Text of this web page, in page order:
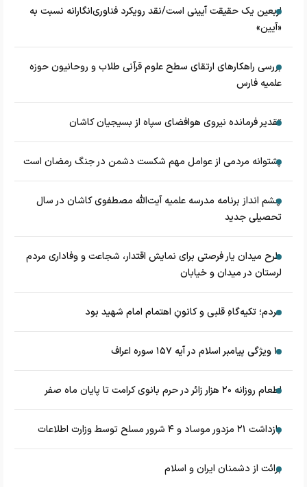
اربعین یک حقیقت آیینی است/نقد رویکرد فناوری‌انگارانه نسبت به
«آیین»
بررسی راهکارهای ارتقای سطح علوم قرآنی طلاب و روحانیون حوزه
علمیه فارس
تقدیر فرمانده نیروی هوافضای سپاه از بسیجیان کاشان
پشتوانه مردمی از عوامل مهم شکست دشمن در جنگ رمضان است
چشم‌ انداز برنامه مدرسه علمیه آیت‌الله مصطفوی کاشان در سال
تحصیلی جدید
طرح میدان یار فرصتی برای نمایش اقتدار، شجاعت و وفاداری مردم
لرستان در میدان و خیابان
مردم؛ تکیه‌گاهِ قلبی و کانونِ اهتمام امام شهید بود
۱۰ ویژگی پیامبر اسلام در آیه ۱۵۷ سوره اعراف
اطعام روزانه ۲۰ هزار زائر در حرم بانوی کرامت تا پایان ماه صفر
بازداشت ۲۱ مزدور موساد و ۴ شرور مسلح توسط وزارت اطلاعات
برائت از دشمنان ایران و اسلام